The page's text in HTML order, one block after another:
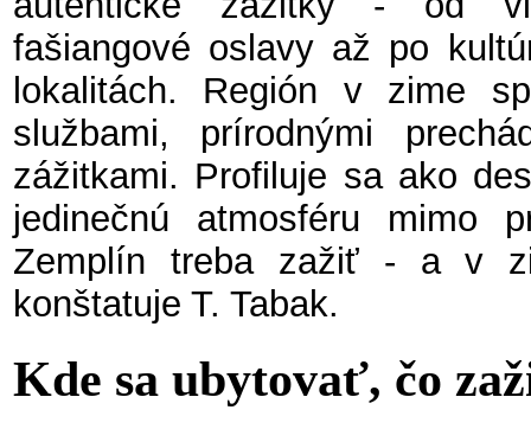
fašiangové oslavy až po
lokalitách. Región v zime
službami, prírodnými
zážitkami. Profiluje sa ako
jedinečnú atmosféru mimo
Zemplín treba zažiť - a v
konštatuje T. Tabak.
Kde sa ubytovať, čo